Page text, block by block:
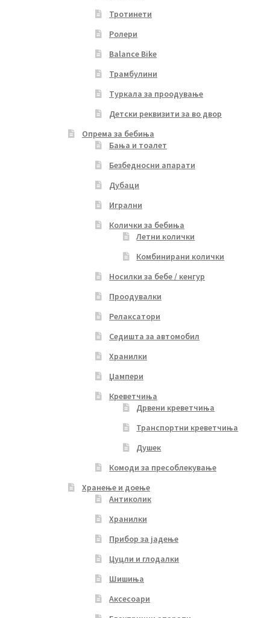
Тротинети
Ролери
Balance Bike
Трамбулини
Туркала за проодување
Детски реквизити за во двор
Опрема за бебиња
Бања и тоалет
Безбедносни апарати
Дубаци
Игрални
Колички за бебиња
Летни колички
Комбинирани колички
Носилки за бебе / кенгур
Проодувалки
Релаксатори
Седишта за автомобил
Хранилки
Џампери
Креветчиња
Дрвени креветчиња
Транспортни креветчиња
Душек
Комоди за пресоблекување
Хранење и доење
Антиколик
Хранилки
Прибор за јадење
Цуцли и глодалки
Шишиња
Аксесоари